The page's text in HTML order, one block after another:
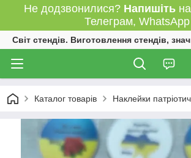
Не додзвонилися? Напишіть
Телеграм, WhatsApp
Світ стендів. Виготовлення стендів,
Каталог товарів Наклейки